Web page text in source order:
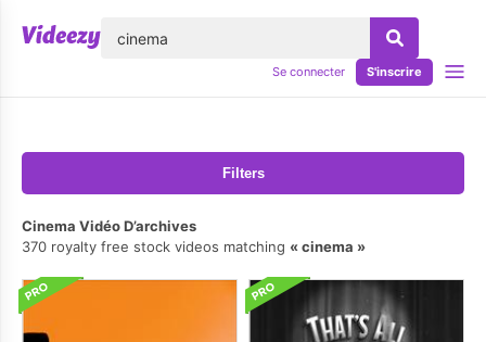
Se connecter S'inscrire
Filters
Cinema Vidéo D’archives
370 royalty free stock videos matching
cinema